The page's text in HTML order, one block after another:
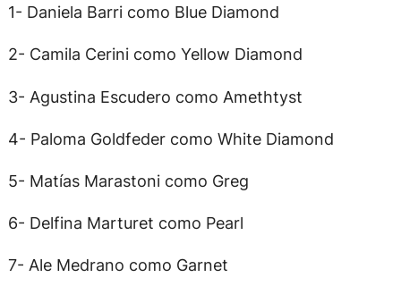
1- Daniela Barri como Blue Diamond
2- Camila Cerini como Yellow Diamond
3- Agustina Escudero como Amethtyst
4- Paloma Goldfeder como White Diamond
5- Matías Marastoni como Greg
6- Delfina Marturet como Pearl
7- Ale Medrano como Garnet